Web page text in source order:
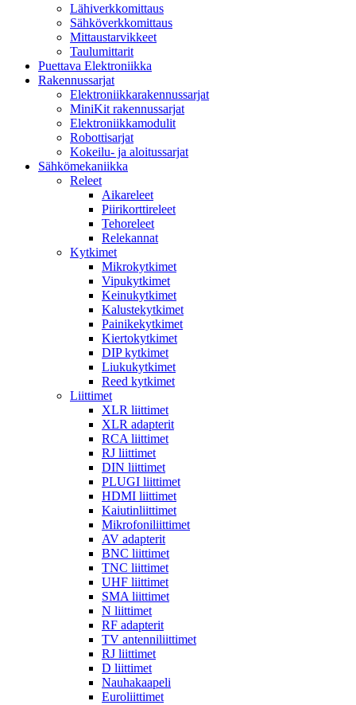
Lähiverkkomittaus
Sähköverkkomittaus
Mittaustarvikkeet
Taulumittarit
Puettava Elektroniikka
Rakennussarjat
Elektroniikkarakennussarjat
MiniKit rakennussarjat
Elektroniikkamodulit
Robottisarjat
Kokeilu- ja aloitussarjat
Sähkömekaniikka
Releet
Aikareleet
Piirikorttireleet
Tehoreleet
Relekannat
Kytkimet
Mikrokytkimet
Vipukytkimet
Keinukytkimet
Kalustekytkimet
Painikekytkimet
Kiertokytkimet
DIP kytkimet
Liukukytkimet
Reed kytkimet
Liittimet
XLR liittimet
XLR adapterit
RCA liittimet
RJ liittimet
DIN liittimet
PLUGI liittimet
HDMI liittimet
Kaiutinliittimet
Mikrofoniliittimet
AV adapterit
BNC liittimet
TNC liittimet
UHF liittimet
SMA liittimet
N liittimet
RF adapterit
TV antenniliittimet
RJ liittimet
D liittimet
Nauhakaapeli
Euroliittimet